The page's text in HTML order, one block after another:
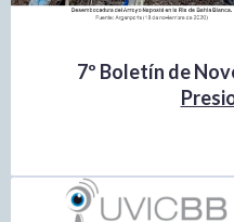
7º Boletín de